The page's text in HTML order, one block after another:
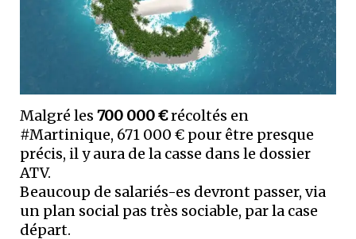
Malgré les 700 000 €récoltés en
#Martinique, 671 000 € pour être presque
précis, il y aura de la casse dans le dossier
ATV.
Beaucoup de salariés-es devront passer, via
un plan social pas très sociable, par la case
départ.